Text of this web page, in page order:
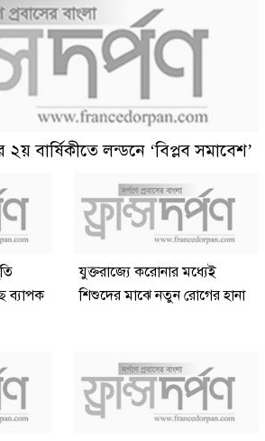
বার্ষিকীতে লন্ডনে ‘বিপ্লব সমাবেশ’
ব্যাপক
যুক্তরাজ্যে করোনার মধ্যেই
শিশুদের মাঝে নতুন রোগের হানা